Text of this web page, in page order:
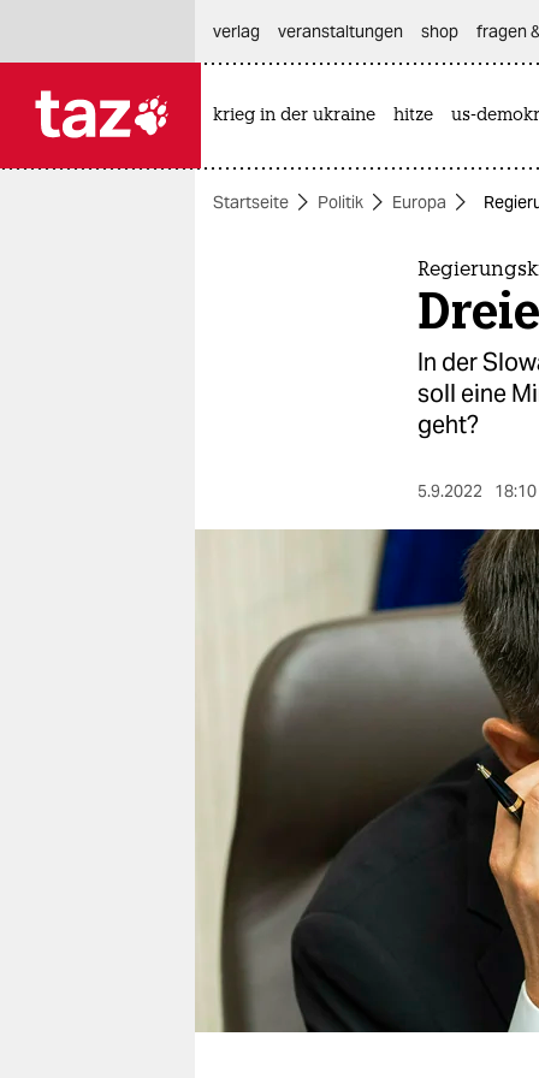
themen
wahrheit
verlag
verlag
veranstaltungen
shop
fragen & hilfe
unterstützen
genossenschaft
verlag
veranstaltungen shop fragen
krieg in der ukraine hitze us-
Startseite Politik Europa
In der
soll eine
geht?
5.9.2022